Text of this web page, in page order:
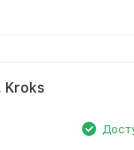
Kroks